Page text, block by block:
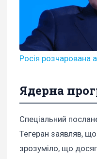
Росія розчарована
Ядерна
Спеціальний
Тегеран заявляв, що
зрозуміло, що